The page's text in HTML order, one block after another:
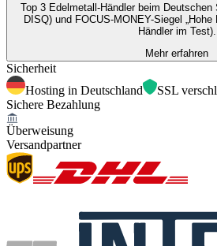
Top 3 Edelmetall-Händler beim
DISQ) und FOCUS-MONEY-Siegel
Händler im Test).
Mehr erfahren
Sicherheit
Hosting in Deutschland
SSL
Sichere Bezahlung
Überweisung
Versandpartner